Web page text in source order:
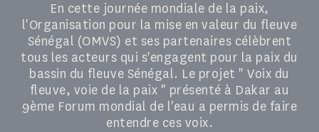
En cette journée mondiale de la paix,
l'Organisation pour la mise en valeur du fleuve
Sénégal (OMVS) et ses partenaires célèbrent
tous les acteurs qui s'engagent pour la paix du
bassin du fleuve Sénégal. Le projet " Voix du
fleuve, voie de la paix " présenté à Dakar au
9ème Forum mondial de l'eau a permis de faire
entendre ces voix.